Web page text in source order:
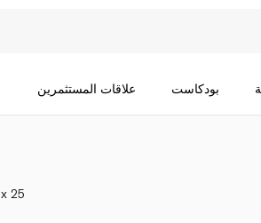
بودكاست علاقات المستثمرين
نيتشرلاند أكياس شاي أسود عضوي x 25